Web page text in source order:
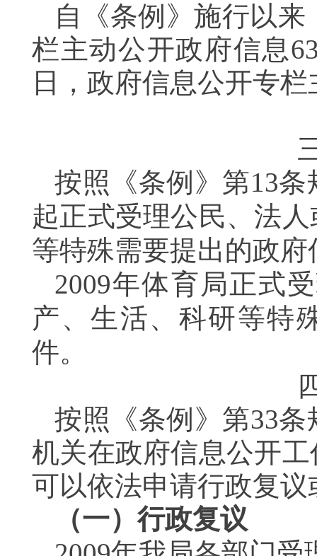
自《条例》施行以来
栏主动公开政府信息
日，政府信息公开专
按照《条例》第13条
起正式受理公民、法
等特殊需要提出的政
2009年体育局正式
产、生活、科研等特
件。
按照《条例》第33条
机关在政府信息公开
可以依法申请行政复
（一）行政复议